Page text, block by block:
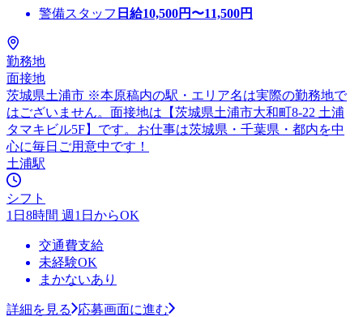
警備スタッフ 日給10,500円〜11,500円
勤務地
面接地
茨城県土浦市 ※本原稿内の駅・エリア名は実際の勤務地で
はございません。面接地は【茨城県土浦市大和町8-22 土浦
タマキビル5F】です。お仕事は茨城県・千葉県・都内を中
心に毎日ご用意中です！
土浦駅
シフト
1日8時間 週1日からOK
交通費支給
未経験OK
まかないあり
詳細を見る
応募画面に進む